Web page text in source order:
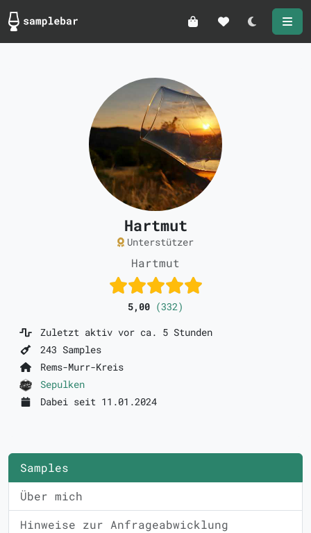
Darkmode
Hartmut
Unterstützer
Hartmut
5,00 (332)
Zuletzt aktiv vor ca. 5 Stunden
243 Samples
Rems-Murr-Kreis
Sepulken
Dabei seit 11.01.2024
Samples
Über mich
Hinweise zur Anfrageabwicklung